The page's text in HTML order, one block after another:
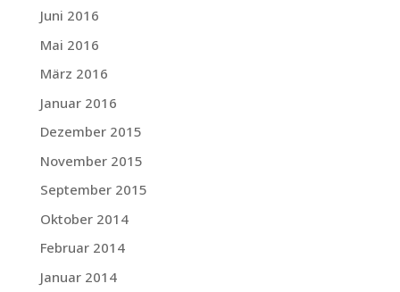
Juni 2016
Mai 2016
März 2016
Januar 2016
Dezember 2015
November 2015
September 2015
Oktober 2014
Februar 2014
Januar 2014